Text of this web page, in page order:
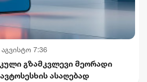
აგვისტო 7:36
გზამკვლევი მეორადი
ასაღებად